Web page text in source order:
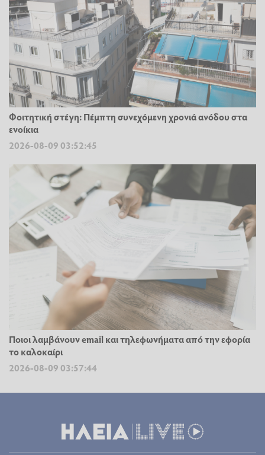
Φοιτητική στέγη: Πέμπτη συνεχόμενη χρονιά ανόδου στα
ενοίκια
2026-08-09 03:52:45
Ποιοι λαμβάνουν email και τηλεφωνήματα από την εφορία
το καλοκαίρι
2026-08-09 03:57:44